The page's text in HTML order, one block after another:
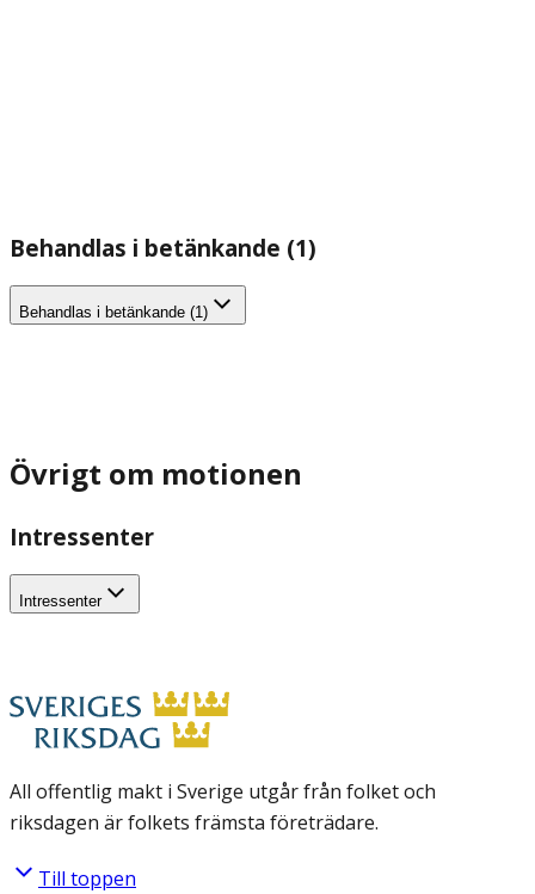
Behandlas i betänkande (1)
Behandlas i betänkande (1)
Övrigt om motionen
Intressenter
Intressenter
All offentlig makt i Sverige utgår från folket och
riksdagen är folkets främsta företrädare.
Till toppen